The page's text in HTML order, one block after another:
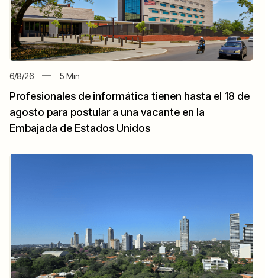
6/8/26 5 Min
Profesionales de informática tienen hasta el 18 de
agosto para postular a una vacante en la
Embajada de Estados Unidos